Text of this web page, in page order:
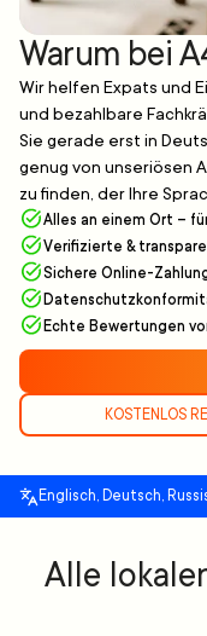
Warum bei
Wir helfen Expats und
und bezahlbare
Sie gerade erst in
genug von unseriösen
zu finden, der Ihre
Alles an einem Ort –
Verifizierte &
Sichere Online-
Echte Bewertungen
KOSTENLOS
Englisch, Deutsch,
Alle